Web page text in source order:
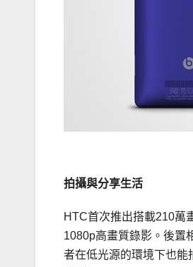
拍攝與分享生活
HTC首次推出搭載210萬
1080p高畫質錄影。後置
者在低光源的環境下也能